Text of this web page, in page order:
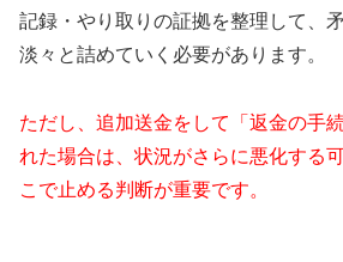
記録・やり取りの証拠を整理して、
淡々と詰めていく必要があります。
ただし、追加送金をして「返金の手
れた場合は、状況がさらに悪化する
こで止める判断が重要です。